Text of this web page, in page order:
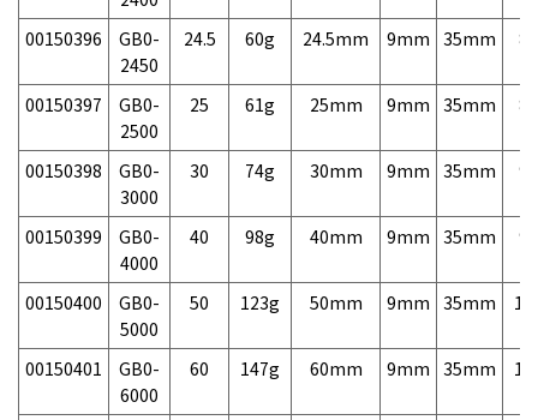
00150396
GB0-
2450
24.5 60g 24.5mm 9mm 35mm
00150397
GB0-
2500
25 61g 25mm 9mm 35mm
00150398
GB0-
3000
30 74g 30mm 9mm 35mm
00150399
GB0-
4000
40 98g 40mm 9mm 35mm
00150400
GB0-
5000
50 123g 50mm 9mm 35mm
00150401
GB0-
6000
60 147g 60mm 9mm 35mm